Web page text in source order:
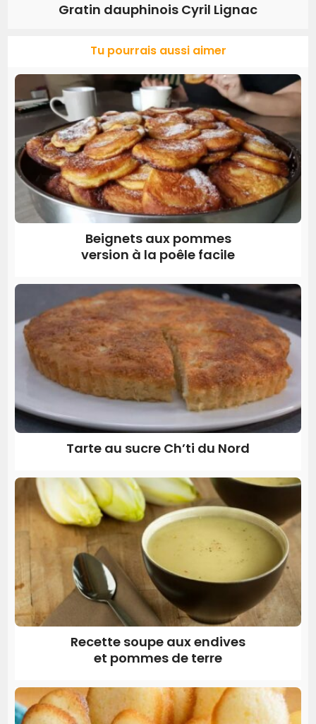
Gratin dauphinois Cyril Lignac
Tu pourrais aussi aimer
Beignets aux pommes
version à la poêle facile
Tarte au sucre Ch’ti du Nord
Recette soupe aux endives
et pommes de terre